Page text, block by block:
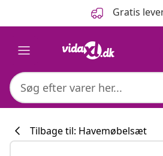
Gratis
Tilbage til: Havemøbelsæt